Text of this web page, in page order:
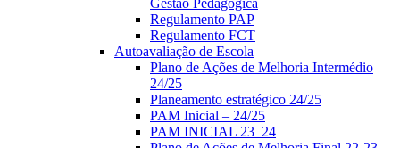
Gestão Pedagógica
Regulamento PAP
Regulamento FCT
Autoavaliação de Escola
Plano de Ações de Melhoria Intermédio
24/25
Planeamento estratégico 24/25
PAM Inicial – 24/25
PAM INICIAL 23_24